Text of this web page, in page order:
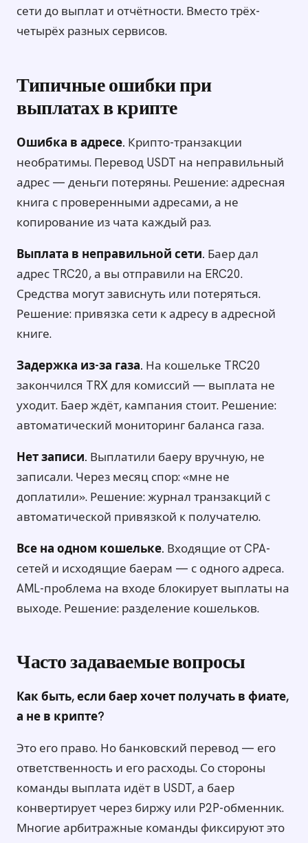
сети до выплат и отчётности. Вместо трёх-
четырёх разных сервисов.
Типичные ошибки при
выплатах в крипте
Ошибка в адресе. Крипто-транзакции
необратимы. Перевод USDT на неправильный
адрес — деньги потеряны. Решение: адресная
книга с проверенными адресами, а не
копирование из чата каждый раз.
Выплата в неправильной сети. Баер дал
адрес TRC20, а вы отправили на ERC20.
Средства могут зависнуть или потеряться.
Решение: привязка сети к адресу в адресной
книге.
Задержка из-за газа. На кошельке TRC20
закончился TRX для комиссий — выплата не
уходит. Баер ждёт, кампания стоит. Решение:
автоматический мониторинг баланса газа.
Нет записи. Выплатили баеру вручную, не
записали. Через месяц спор: «мне не
доплатили». Решение: журнал транзакций с
автоматической привязкой к получателю.
Все на одном кошельке. Входящие от CPA-
сетей и исходящие баерам — с одного адреса.
AML-проблема на входе блокирует выплаты на
выходе. Решение: разделение кошельков.
Часто задаваемые вопросы
Как быть, если баер хочет получать в фиате,
а не в крипте?
Это его право. Но банковский перевод — его
ответственность и его расходы. Со стороны
команды выплата идёт в USDT, а баер
конвертирует через биржу или P2P-обменник.
Многие арбитражные команды фиксируют это